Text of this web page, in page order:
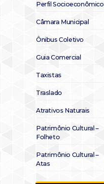
Perfil Socioeconômico
Câmara Municipal
Ônibus Coletivo
Guia Comercial
Taxistas
Traslado
Atrativos Naturais
Patrimônio Cultural –
Folheto
Patrimônio Cultural –
Atas